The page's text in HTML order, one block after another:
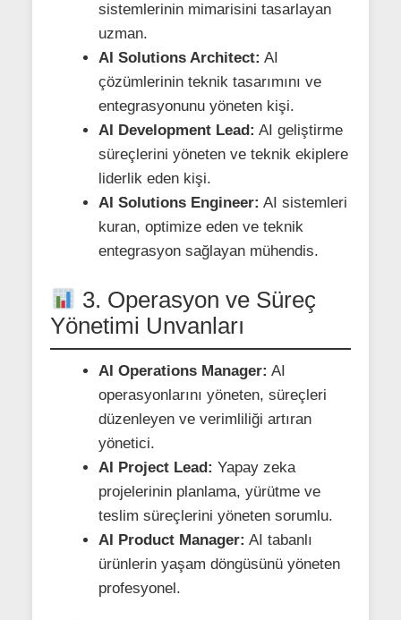
sistemlerinin mimarisini tasarlayan
uzman.
AI Solutions Architect: AI
çözümlerinin teknik tasarımını ve
entegrasyonunu yöneten kişi.
AI Development Lead: AI geliştirme
süreçlerini yöneten ve teknik ekiplere
liderlik eden kişi.
AI Solutions Engineer: AI sistemleri
kuran, optimize eden ve teknik
entegrasyon sağlayan mühendis.
3. Operasyon ve Süreç
Yönetimi Unvanları
AI Operations Manager: AI
operasyonlarını yöneten, süreçleri
düzenleyen ve verimliliği artıran
yönetici.
AI Project Lead: Yapay zeka
projelerinin planlama, yürütme ve
teslim süreçlerini yöneten sorumlu.
AI Product Manager: AI tabanlı
ürünlerin yaşam döngüsünü yöneten
profesyonel.